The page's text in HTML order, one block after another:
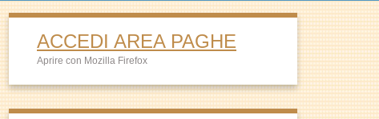
ACCEDI AREA PAGHE
Aprire con Mozilla Firefox